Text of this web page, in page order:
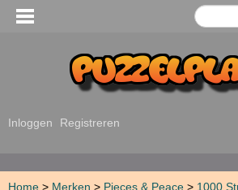
Inloggen Registreren
Home > Merken > Pieces & Peace > 1000